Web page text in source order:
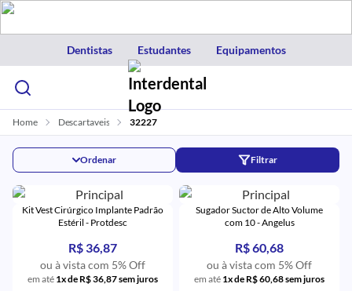
Dentistas Estudantes Equipamentos
Home Descartaveis 32227
Filtrar
Ordenar
Kit Vest Cirúrgico Implante Padrão
Estéril - Protdesc
R$ 36,87
ou à vista com 5% Off
em até 1x de R$ 36,87 sem juros
Sugador Suctor de Alto Volume
com 10 - Angelus
R$ 60,68
ou à vista com 5% Off
em até 1x de R$ 60,68 sem juros